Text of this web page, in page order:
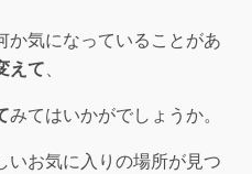
か気になっていることがあ
えて、
みてはいかがでしょうか。
いお気に入りの場所が見つ